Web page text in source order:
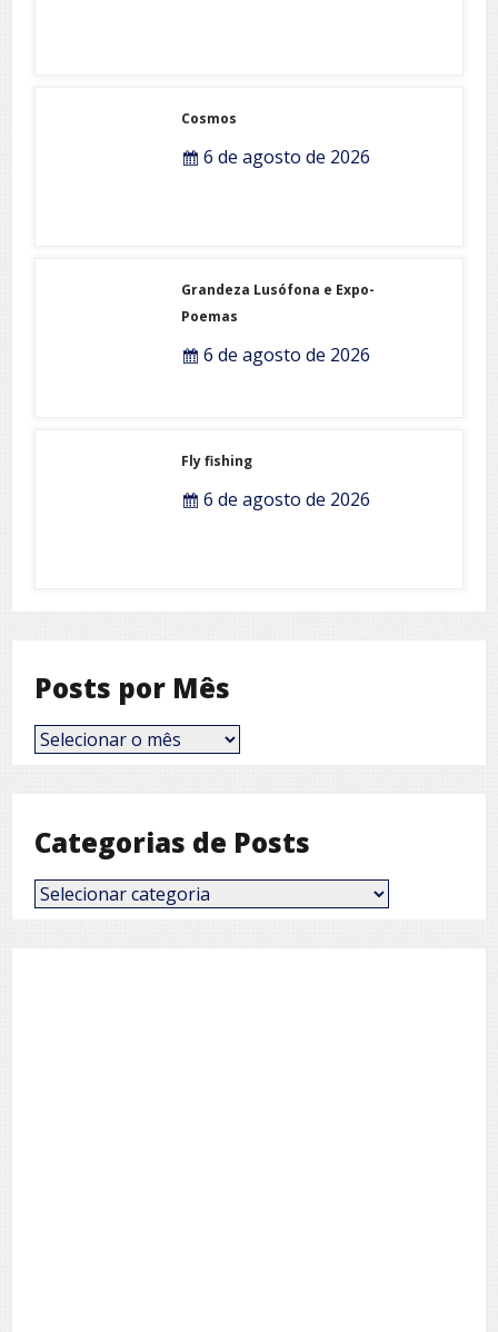
Cosmos
6 de agosto de 2026
Grandeza Lusófona e Expo-
Poemas
6 de agosto de 2026
Fly fishing
6 de agosto de 2026
Posts por Mês
Posts
por
Categorias de Posts
Categorias
de